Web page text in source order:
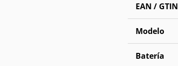
EAN / GTIN
Modelo
Batería